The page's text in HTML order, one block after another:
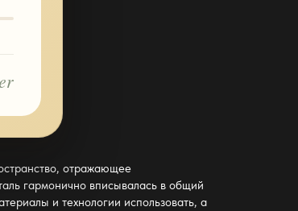
отражающее
гармонично вписывалась в общий
и технологии использовать, а